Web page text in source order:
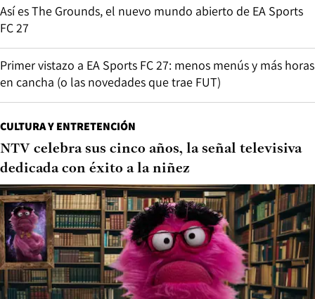
Así es The Grounds, el nuevo mundo abierto de EA Sports
FC 27
Primer vistazo a EA Sports FC 27: menos menús y más horas
en cancha (o las novedades que trae FUT)
CULTURA Y ENTRETENCIÓN
NTV celebra sus cinco años, la señal televisiva
dedicada con éxito a la niñez